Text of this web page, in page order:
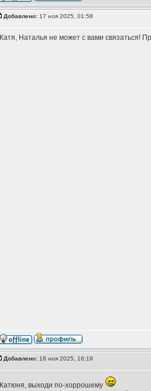
Добавлено:17 ноя 2025, 01:58
Катя, Наталья не может с вами связаться!
Добавлено:18 ноя 2025, 16:19
Катюня, выходи по-хоррошему